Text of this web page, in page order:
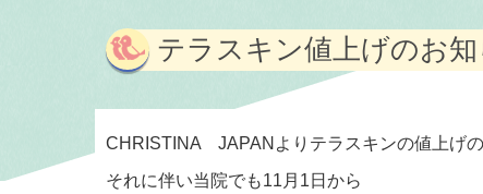
テラスキン値上げのお知
CHRISTINA JAPANよりテラスキンの値上げの
それに伴い当院でも11月1日から